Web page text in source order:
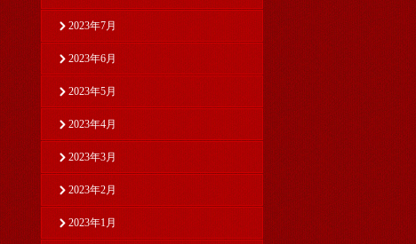
2023年7月
2023年6月
2023年5月
2023年4月
2023年3月
2023年2月
2023年1月